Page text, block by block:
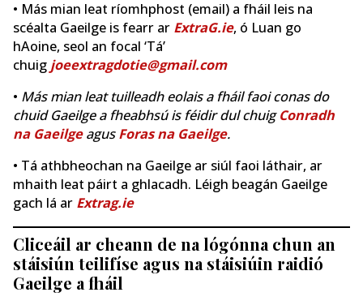
• Más mian leat ríomhphost (email) a fháil leis na
scéalta Gaeilge is fearr ar ExtraG.ie, ó Luan go
hAoine, seol an focal ‘Tá’
chuig joeextragdotie@gmail.com
• Más mian leat tuilleadh eolais a fháil faoi conas do
chuid Gaeilge a fheabhsú is féidir dul chuigConradh
na GaeilgeagusForas na Gaeilge.
• Tá athbheochan na Gaeilge ar siúl faoi láthair, ar
mhaith leat páirt a ghlacadh. Léigh beagán Gaeilge
gach lá ar Extrag.ie
Cliceáil ar cheann de na lógónna chun an
stáisiún teilifíse agus na stáisiúin raidió
Gaeilge a fháil